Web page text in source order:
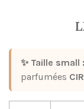
✨ Taille small :
parfumées